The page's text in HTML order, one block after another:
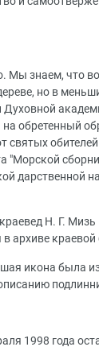
Мы знаем, что
но в
обретенный
святых
"Морской
дарственной
Н. Г.
архиве краевой
икона была
1998 года